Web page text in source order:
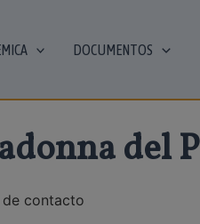
DOCUMENTOS
del
contacto